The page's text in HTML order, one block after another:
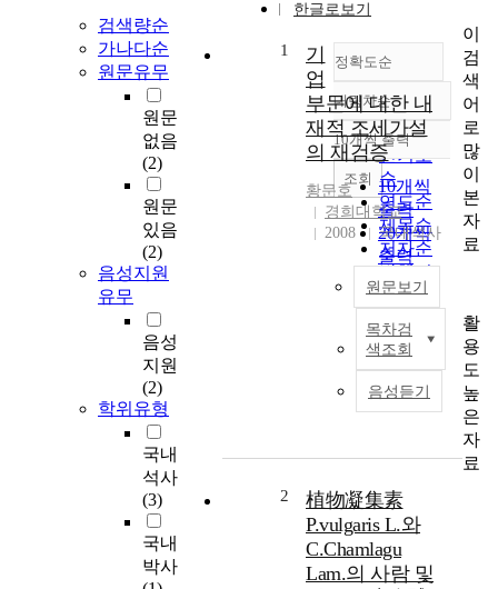
검색량순
가나다순
원문유무
원문
없음
(2)
원문
있음
(2)
음성지원
유무
음성
지원
(2)
학위유형
국내
석사
(3)
국내
박사
한글로보기
정확도순
정확도
순
인기도
순
연도순
제목순
저자순
발행기
관순
내림차순
내림차순
10개씩 출력
10개씩
출력
20개씩
출력
30개씩
출력
50개씩
출력
100개씩
출력
조회
1
기
업
부문에 대한 내
재적 조세가설
의 재검증
황문호
경희대학교
2008
국내석사
원문보기
목차검
색조회
음성듣기
2
植物凝集素
P.vulgaris L.와
C.Chamlagu
Lam.의 사람 및
이
검
색
어
로
많
이
본
자
료
활
용
도
높
은
자
료